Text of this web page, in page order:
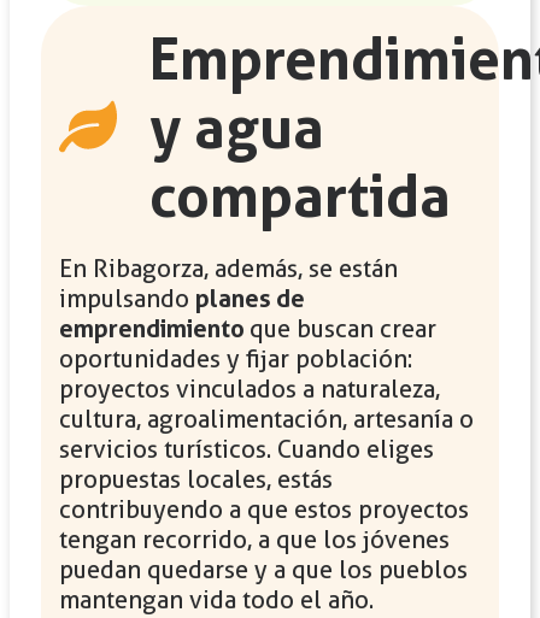
y agua
compartida
En Ribagorza, además, se están
impulsando planes de
emprendimiento que buscan crear
oportunidades y fijar población:
proyectos vinculados a naturaleza,
cultura, agroalimentación, artesanía o
servicios turísticos. Cuando eliges
propuestas locales, estás
contribuyendo a que estos proyectos
tengan recorrido, a que los jóvenes
puedan quedarse y a que los pueblos
mantengan vida todo el año.